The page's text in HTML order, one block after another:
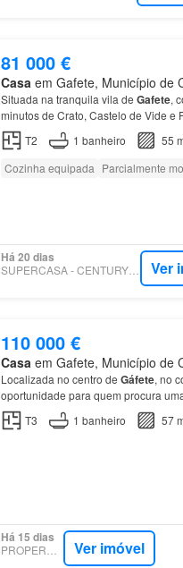
81 000 €
Casa em Gafete, Município de
Situada na tranquila vila de Gafete,
minutos de Crato, Castelo de Vide e
T2
1 banheiro
55
Cozinha equipada Parcialmente
Há 20 dias
SUPERCASA - CENTURY 21 COLOMBO II Ver
110 000 €
Casa em Gafete, Município de
Localizada no centro de Gáfete, no
oportunidade para quem procura
T3
1 banheiro 57
Há 15 dias
PROPERSTAR Ver imóvel